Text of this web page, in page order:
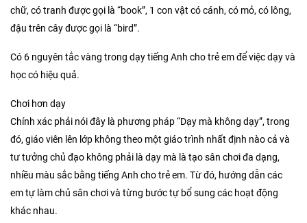
chữ, có tranh được gọi là “book”, 1 con vật có cánh, có mỏ, có lông,
đậu trên cây được gọi là “bird”.
Có 6 nguyên tắc vàng trong dạy tiếng Anh cho trẻ em để việc dạy và
học có hiệu quả.
Chơi hơn dạy
Chính xác phải nói đây là phương pháp “Dạy mà không dạy”, trong
đó, giáo viên lên lớp không theo một giáo trình nhất định nào cả và
tư tưởng chủ đạo không phải là dạy mà là tạo sân chơi đa dạng,
nhiều màu sắc bằng tiếng Anh cho trẻ em. Từ đó, hướng dẫn các
em tự làm chủ sân chơi và từng bước tự bổ sung các hoạt động
khác nhau.